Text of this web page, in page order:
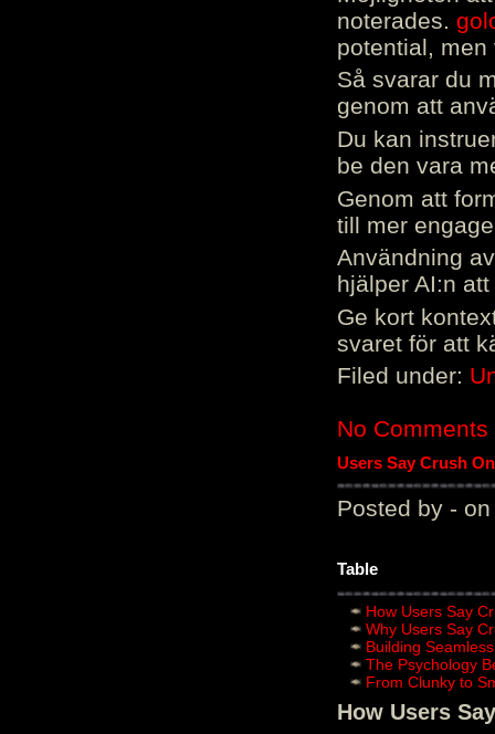
noterades.
potential, men
Så svarar du
genom att
Du kan
be den vara
Genom att
till mer
Användning
hjälper AI:n
Ge kort
svaret för att
Filed under:
No Comments
Users Say Crush
Posted by - on
Table
How Users Say
Why Users Say
Building
The Psychology
From Clunky to
How Users